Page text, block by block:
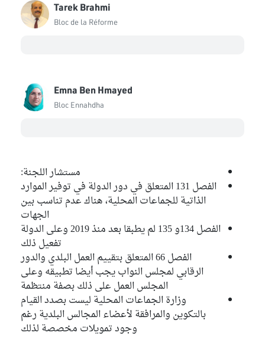
Tarek Brahmi
Bloc de la Réforme
Emna Ben Hmayed
Bloc Ennahdha
مستشار اللجنة:
الفصل 131 المتعلق في دور الدولة في توفير الموارد
الذاتية للجماعات المحلية، هناك عدم تناسب بين
الجهات
الفصل 134و 135 لم يطبقا بعد منذ 2019 وعلى الدولة
تفعيل ذلك
الفصل 66 المتعلق بتقييم العمل البلدي والدور
الرقابي لمجلس النواب يجب أيضا تطبيقه وعلى
المجلس العمل على ذلك بصفة منتظمة
وزارة الجماعات المحلية ليست بصدد القيام
بالتكوين والمرافقة لأعضاء المجالس البلدية رغم
وجود تمويلات مخصصة لذلك